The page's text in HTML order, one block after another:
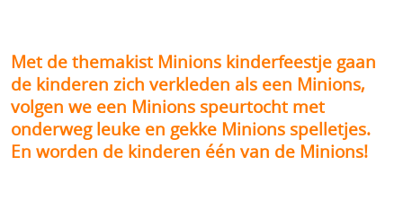
Met de themakist Minions kinderfeestje gaan
de kinderen zich verkleden als een Minions,
volgen we een Minions speurtocht met
onderweg leuke en gekke Minions spelletjes.
En worden de kinderen één van de Minions!